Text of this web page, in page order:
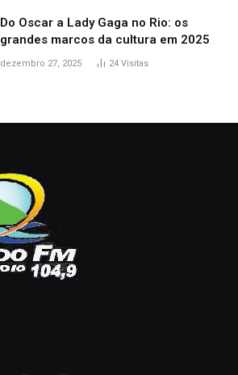
Do Oscar a Lady Gaga no Rio: os
grandes marcos da cultura em 2025
dezembro 27, 2025 24 Visitas